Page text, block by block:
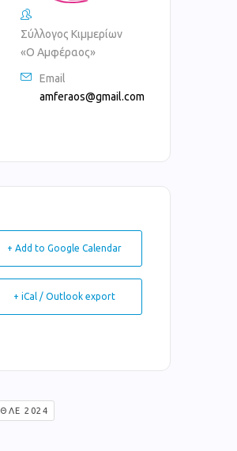
Σύλλογος Κιμμερίων
«Ο Αμφέραος»
Email
amferaos@gmail.com
+ Add to Google Calendar
+ iCal / Outlook export
ΘΛΕ 2024